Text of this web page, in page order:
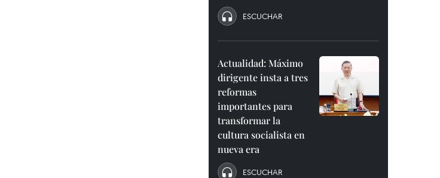
ESCUCHAR
Actualidad: Máximo
dirigente insta a tres
reformas
importantes para
transformar la
cultura socialista en
nueva era
ESCUCHAR